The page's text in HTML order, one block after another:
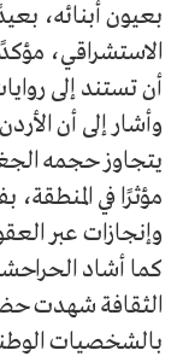
بعيون أبنائه،
الاستشراقي،
أن تستند إلى
وأشار إلى أن
يتجاوز حجمه
مؤثرًا في
وإنجازات عبر
كما أشاد
الثقافة شهدت
بالشخصيات